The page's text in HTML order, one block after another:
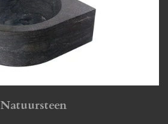
Natuursteen